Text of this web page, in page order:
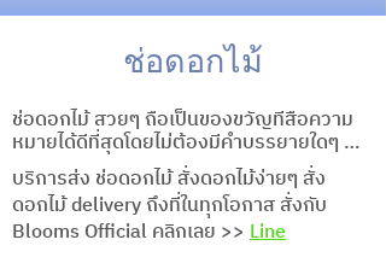
ช่อดอกไม้
ช่อดอกไม้ สวยๆ ถือเป็นของขวัญที่สื่อความ
หมายได้ดีที่สุดโดยไม่ต้องมีคำบรรยายใดๆ
เป็นตัวแทนมอบความสุข ความห่วงใยในทุก
ช่วงเวลา ไม่ว่าจะเป็นช่ออวยพรวันเกิด ช่อวัน
ครบรอบ ช่อแสดงความยินดี ช่อดอกไม้รับ
ปริญญา ช่อเจ้าสาว ช่อดอกไม้ให้แฟน ช่อเซอร์
บริการส่ง ช่อดอกไม้ สั่งดอกไม้ง่ายๆ สั่ง
ดอกไม้ delivery ถึงที่ในทุกโอกาส สั่งกับ
Blooms Official คลิกเลย >> Line